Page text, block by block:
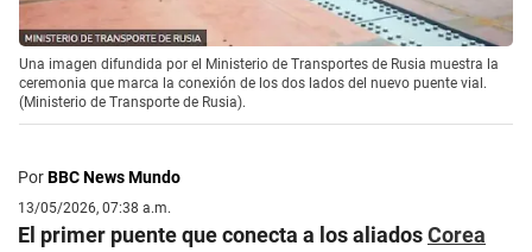
Una imagen difundida por el Ministerio de Transportes de Rusia muestra la
ceremonia que marca la conexión de los dos lados del nuevo puente vial.
(Ministerio de Transporte de Rusia).
PorBBC News Mundo
13/05/2026, 07:38 a.m.
El primer puente que conecta a los aliadosCorea